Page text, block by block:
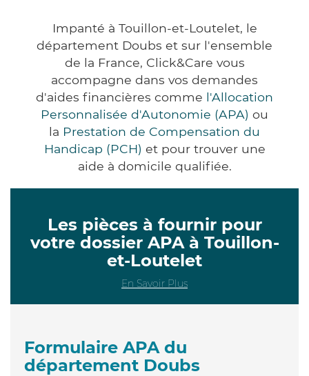
Impanté à Touillon-et-Loutelet, le
département Doubs et sur l'ensemble
de la France, Click&Care vous
accompagne dans vos demandes
d'aides financières comme l'Allocation
Personnalisée d'Autonomie (APA) ou
la Prestation de Compensation du
Handicap (PCH) et pour trouver une
aide à domicile qualifiée.
Les pièces à fournir pour
votre dossier APA à Touillon-
et-Loutelet
En Savoir Plus
Formulaire APA du
département Doubs